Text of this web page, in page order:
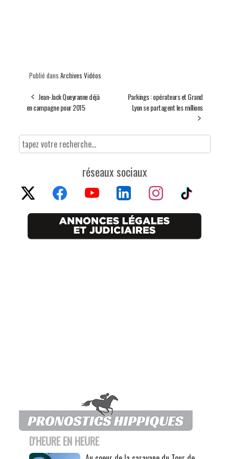
Publié dans Archives Vidéos
Jean-Jack Queyranne déjà
en campagne pour 2015
Parkings : opérateurs et Grand
Lyon se partagent les millions
réseaux sociaux
D'HEURE EN HEURE